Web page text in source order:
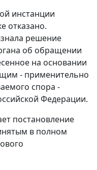
инстанции
отказано.
решение
об обращении
на основании
- применительно
спора -
Федерации.
постановление
в полном